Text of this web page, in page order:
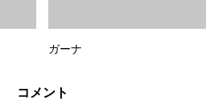
ガーナ
コメント